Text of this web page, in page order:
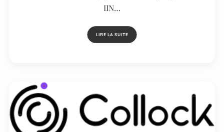
IIN…
LIRE LA SUITE